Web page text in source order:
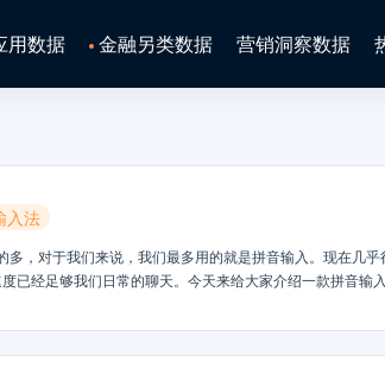
用数据 金融另类数据 营销洞察数据
入法
多，对于我们来说，我们最多用的就是拼音输入。现在几
已经足够我们日常的聊天。今天来给大家介绍一款拼音输
可以更加方便我们聊天。而且他增加的智能识别模式。可